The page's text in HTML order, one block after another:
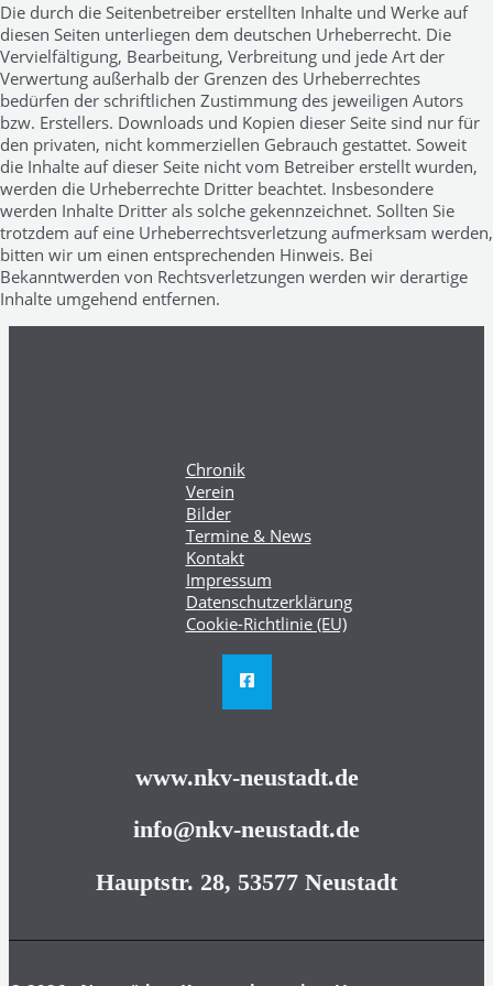
Die durch die Seitenbetreiber erstellten Inhalte und Werke auf
diesen Seiten unterliegen dem deutschen Urheberrecht. Die
Vervielfältigung, Bearbeitung, Verbreitung und jede Art der
Verwertung außerhalb der Grenzen des Urheberrechtes
bedürfen der schriftlichen Zustimmung des jeweiligen Autors
bzw. Erstellers. Downloads und Kopien dieser Seite sind nur für
den privaten, nicht kommerziellen Gebrauch gestattet. Soweit
die Inhalte auf dieser Seite nicht vom Betreiber erstellt wurden,
werden die Urheberrechte Dritter beachtet. Insbesondere
werden Inhalte Dritter als solche gekennzeichnet. Sollten Sie
trotzdem auf eine Urheberrechtsverletzung aufmerksam werden,
bitten wir um einen entsprechenden Hinweis. Bei
Bekanntwerden von Rechtsverletzungen werden wir derartige
Inhalte umgehend entfernen.
Chronik
Verein
Bilder
Termine & News
Kontakt
Impressum
Datenschutzerklärung
Cookie-Richtlinie (EU)
www.nkv-neustadt.de
info@nkv-neustadt.de
Hauptstr. 28, 53577 Neustadt